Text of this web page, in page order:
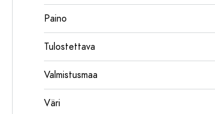
Paino
Tulostettava
Valmistusmaa
Väri